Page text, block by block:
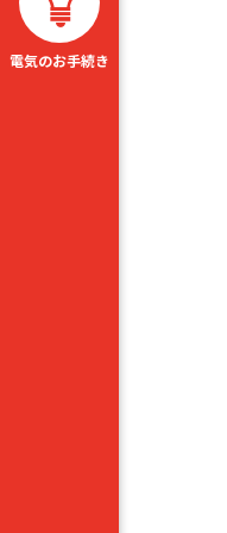
電気のお手続き